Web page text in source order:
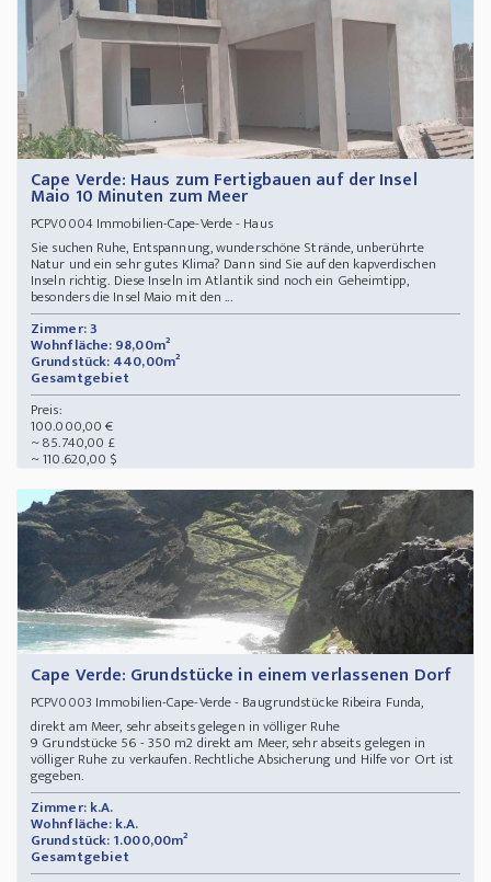
Cape Verde: Haus zum Fertigbauen auf der Insel
Maio 10 Minuten zum Meer
PCPV0004Immobilien-Cape-Verde - Haus
Sie suchen Ruhe, Entspannung, wunderschöne Strände, unberührte
Natur und ein sehr gutes Klima? Dann sind Sie auf den kapverdischen
Inseln richtig. Diese Inseln im Atlantik sind noch ein Geheimtipp,
besonders die Insel Maio mit den ...
Zimmer: 3
Wohnfläche: 98,00m²
Grundstück: 440,00m²
Gesamtgebiet
Preis:
100.000,00 €
~ 85.740,00 £
~ 110.620,00 $
Cape Verde: Grundstücke in einem verlassenen Dorf
PCPV0003 Immobilien-Cape-Verde - Baugrundstücke Ribeira Funda,
direkt am Meer, sehr abseits gelegen in völliger Ruhe
9 Grundstücke 56 - 350 m2 direkt am Meer, sehr abseits gelegen in
völliger Ruhe zu verkaufen. Rechtliche Absicherung und Hilfe vor Ort ist
gegeben.
Zimmer: k.A.
Wohnfläche: k.A.
Grundstück: 1.000,00m²
Gesamtgebiet